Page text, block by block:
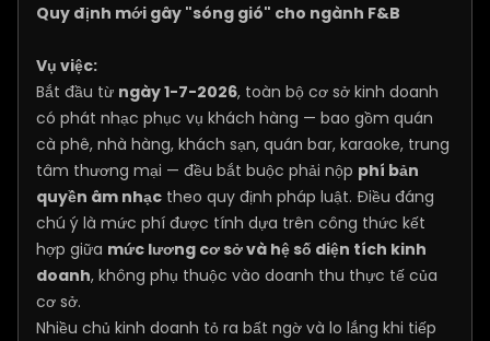
Quy định mới gây "sóng gió" cho ngành F&B
Vụ việc:
Bắt đầu từ ngày 1-7-2026, toàn bộ cơ sở kinh doanh
có phát nhạc phục vụ khách hàng — bao gồm quán
cà phê, nhà hàng, khách sạn, quán bar, karaoke, trung
tâm thương mại — đều bắt buộc phải nộp phí bản
quyền âm nhạc theo quy định pháp luật. Điều đáng
chú ý là mức phí được tính dựa trên công thức kết
hợp giữa mức lương cơ sở và hệ số diện tích kinh
doanh, không phụ thuộc vào doanh thu thực tế của
cơ sở.
Nhiều chủ kinh doanh tỏ ra bất ngờ và lo lắng khi tiếp